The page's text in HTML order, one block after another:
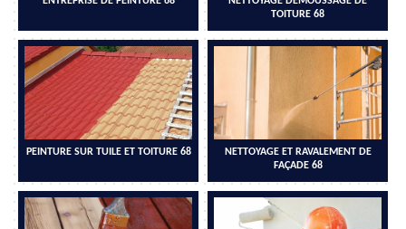
TOITURE 68
PEINTURE SUR TUILE ET TOITURE 68
NETTOYAGE ET RAVALEMENT DE
FAÇADE 68